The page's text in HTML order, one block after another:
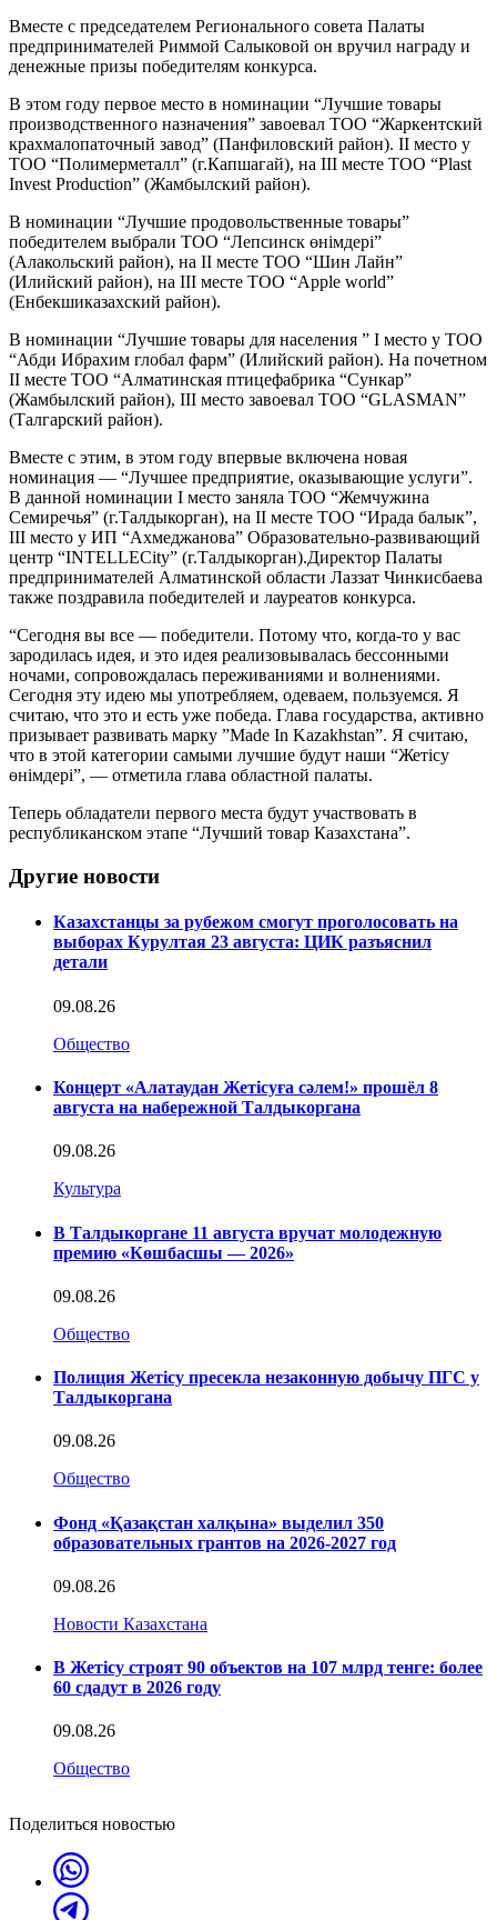
Вместе с председателем Регионального совета Палаты
предпринимателей Риммой Салыковой он вручил награду и
денежные призы победителям конкурса.
В этом году первое место в номинации “Лучшие товары
производственного назначения” завоевал ТОО “Жаркентский
крахмалопаточный завод” (Панфиловский район). ІІ место у
ТОО “Полимерметалл” (г.Капшагай), на ІІІ месте ТОО “Plast
Invest Production” (Жамбылский район).
В номинации “Лучшие продовольственные товары”
победителем выбрали ТОО “Лепсинск өнімдері”
(Алакольский район), на ІІ месте ТОО “Шин Лайн”
(Илийский район), на ІІІ месте ТОО “Apple world”
(Енбекшиказахский район).
В номинации “Лучшие товары для населения ” І место у ТОО
“Абди Ибрахим глобал фарм” (Илийский район). На почетном
ІІ месте ТОО “Алматинская птицефабрика “Сункар”
(Жамбылский район), ІІІ место завоевал ТОО “GLASMAN”
(Талгарский район).
Вместе с этим, в этом году впервые включена новая
номинация — “Лучшее предприятие, оказывающие услуги”.
В данной номинации І место заняла ТОО “Жемчужина
Семиречья” (г.Талдыкорган), на ІІ месте ТОО “Ирада балык”,
ІІІ место у ИП “Ахмеджанова” Образовательно-развивающий
центр “INTELLECity” (г.Талдыкорган).Директор Палаты
предпринимателей Алматинской области Лаззат Чинкисбаева
также поздравила победителей и лауреатов конкурса.
“Сегодня вы все — победители. Потому что, когда-то у вас
зародилась идея, и это идея реализовывалась бессонными
ночами, сопровождалась переживаниями и волнениями.
Сегодня эту идею мы употребляем, одеваем, пользуемся. Я
считаю, что это и есть уже победа. Глава государства, активно
призывает развивать марку ”Made In Kazakhstan”. Я считаю,
что в этой категории самыми лучшие будут наши “Жетісу
өнімдері”, — отметила глава областной палаты.
Теперь обладатели первого места будут участвовать в
республиканском этапе “Лучший товар Казахстана”.
Другие новости
Казахстанцы за рубежом смогут проголосовать на
выборах Курултая 23 августа: ЦИК разъяснил
детали
09.08.26
Общество
Концерт «Алатаудан Жетісуға сәлем!» прошёл 8
августа на набережной Талдыкоргана
09.08.26
Культура
В Талдыкоргане 11 августа вручат молодежную
премию «Көшбасшы — 2026»
09.08.26
Общество
Полиция Жетісу пресекла незаконную добычу ПГС у
Талдыкоргана
09.08.26
Общество
Фонд «Қазақстан халқына» выделил 350
образовательных грантов на 2026-2027 год
09.08.26
Новости Казахстана
В Жетісу строят 90 объектов на 107 млрд тенге: более
60 сдадут в 2026 году
09.08.26
Общество
Поделиться новостью